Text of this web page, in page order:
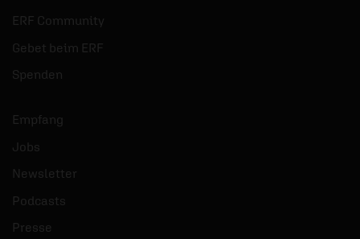
ERF Community
Gebet beim ERF
Spenden
Empfang
Jobs
Newsletter
Podcasts
Presse